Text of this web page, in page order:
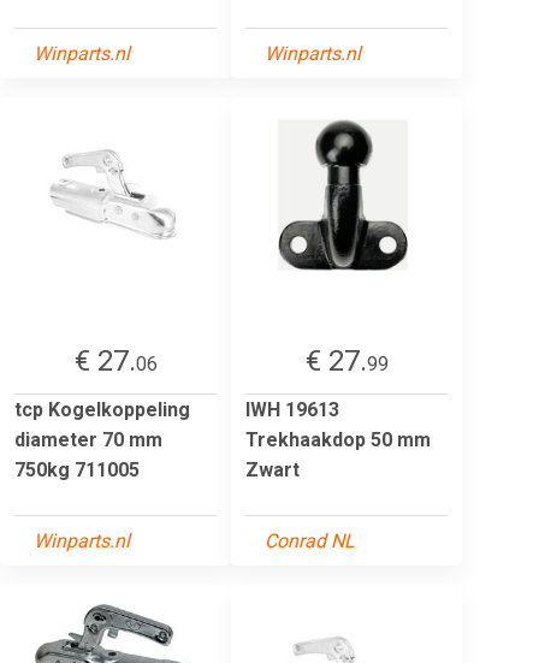
Winparts.nl Winparts.nl
€ 27.06
tcp Kogelkoppeling
diameter 70 mm
750kg 711005
Winparts.nl
€ 27.99
IWH 19613
Trekhaakdop 50 mm
Zwart
Conrad NL